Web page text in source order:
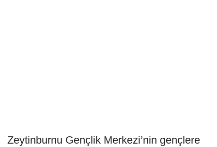
Zeytinburnu Gençlik Merkezi’nin gençlere